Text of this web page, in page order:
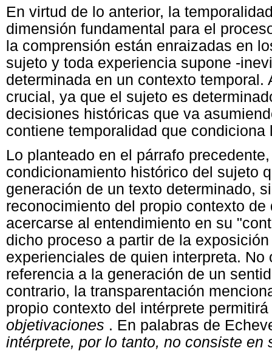
En virtud de lo anterior, la
dimensión fundamental para el
la comprensión están enraizadas en
sujeto y toda experiencia supone -
determinada en un contexto
crucial, ya que el sujeto es
decisiones históricas que va
contiene temporalidad que
Lo planteado en el párrafo
condicionamiento histórico del sujeto
generación de un texto determinado,
reconocimiento del propio contexto
acercarse al entendimiento en su
dicho proceso a partir de la
experienciales de quien interpreta.
referencia a la generación de un
contrario, la transparentación
propio contexto del intérprete
objetivaciones . En palabras de
intérprete, por lo tanto, no consiste